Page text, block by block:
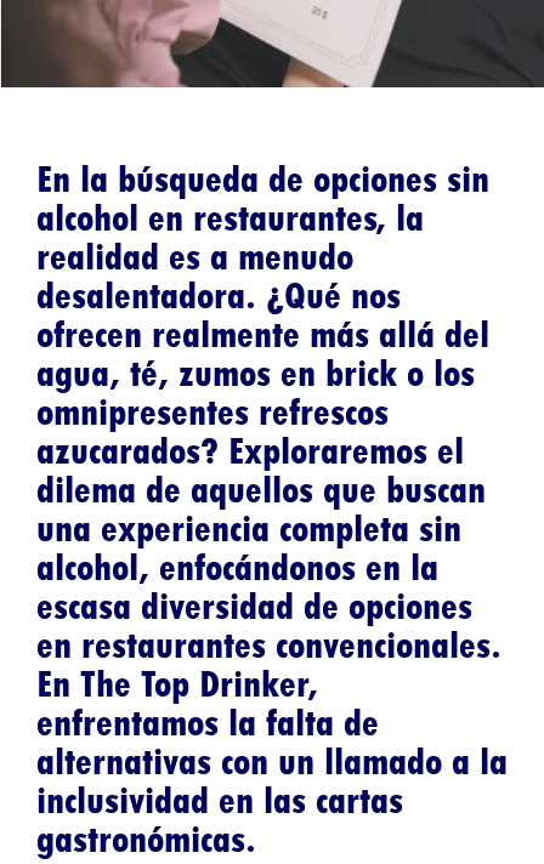
En la búsqueda de opciones sin
alcohol en restaurantes, la
realidad es a menudo
desalentadora. ¿Qué nos
ofrecen realmente más allá del
agua, té, zumos en brick o los
omnipresentes refrescos
azucarados? Exploraremos el
dilema de aquellos que buscan
una experiencia completa sin
alcohol, enfocándonos en la
escasa diversidad de opciones
en restaurantes convencionales.
En The Top Drinker,
enfrentamos la falta de
alternativas con un llamado a la
inclusividad en las cartas
gastronómicas.